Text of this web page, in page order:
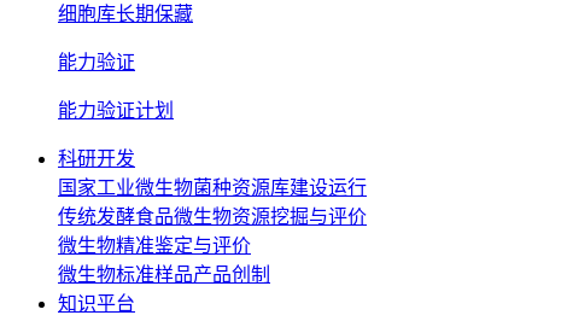
细胞库长期保藏
能力验证
能力验证计划
科研开发
国家工业微生物菌种资源库建设运行
传统发酵食品微生物资源挖掘与评价
微生物精准鉴定与评价
微生物标准样品产品创制
知识平台